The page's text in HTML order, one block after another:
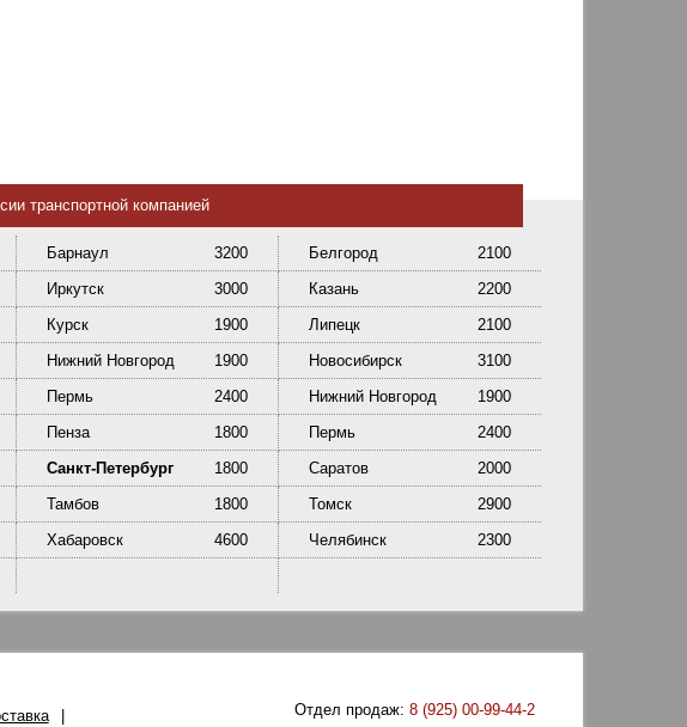
транспортной компанией
Барнаул 3200 Белгород
2100
Иркутск 3000 Казань
2200
Курск 1900 Липецк
2100
Нижний Новгород 1900 Новосибирск
3100
Пермь 2400 Нижний Новгород
1900
Пенза 1800 Пермь
2400
Санкт-Петербург 1800 Саратов
2000
Тамбов 1800 Томск
2900
Хабаровск 4600 Челябинск
2300
Отдел продаж: 8 (925) 00-99-44-2